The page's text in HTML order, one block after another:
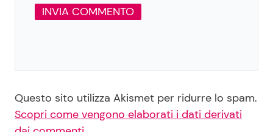
Questo sito utilizza Akismet per ridurre lo spam.
Scopri come vengono elaborati i dati derivati